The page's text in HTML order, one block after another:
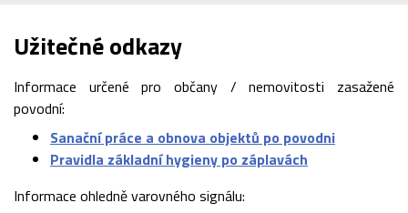
Užitečné odkazy
Informace určené pro občany / nemovitosti zasažené
povodní:
Sanační práce a obnova objektů po povodni
Pravidla základní hygieny po záplavách
Informace ohledně varovného signálu: